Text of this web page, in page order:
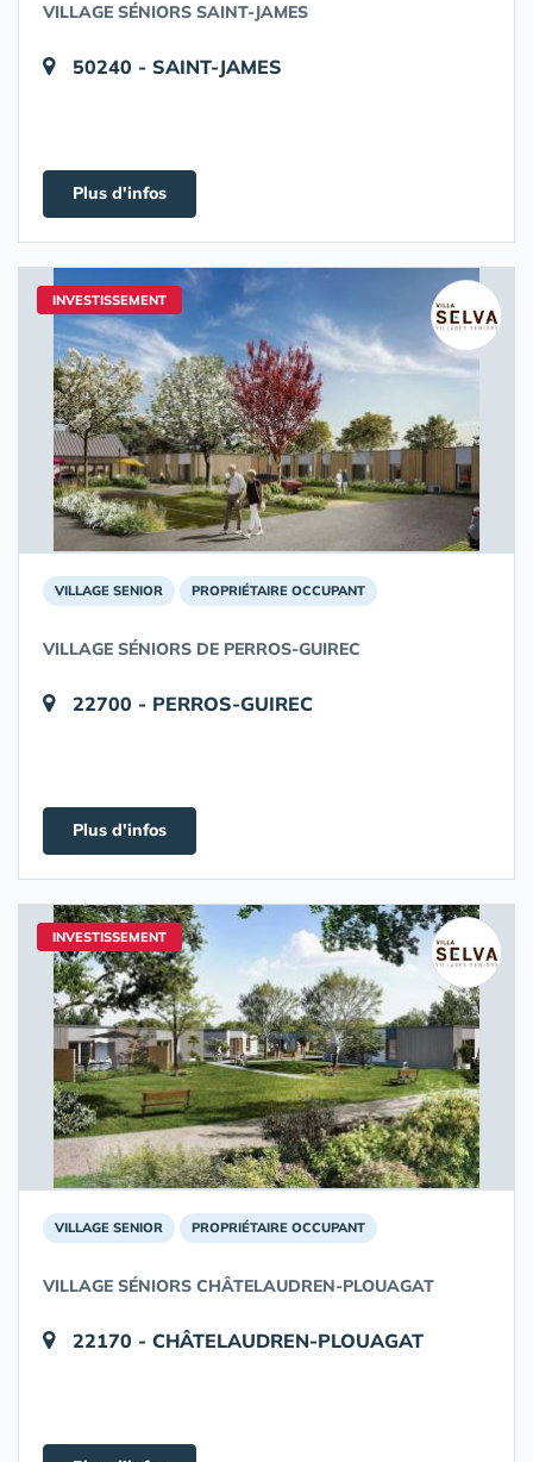
VILLAGE SÉNIORS SAINT-JAMES
50240 - SAINT-JAMES
Plus d'infos
INVESTISSEMENT
VILLAGE SENIOR PROPRIÉTAIRE OCCUPANT
VILLAGE SÉNIORS DE PERROS-GUIREC
22700 - PERROS-GUIREC
Plus d'infos
INVESTISSEMENT
VILLAGE SENIOR PROPRIÉTAIRE OCCUPANT
VILLAGE SÉNIORS CHÂTELAUDREN-PLOUAGAT
22170 - CHÂTELAUDREN-PLOUAGAT